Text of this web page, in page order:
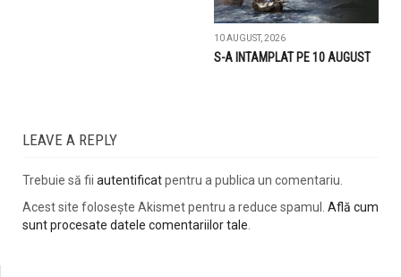
10 AUGUST, 2026
S-A INTAMPLAT PE 10 AUGUST
LEAVE A REPLY
Trebuie să fii autentificatpentru a publica un comentariu.
Acest site folosește Akismet pentru a reduce spamul. Află cum
sunt procesate datele comentariilor tale